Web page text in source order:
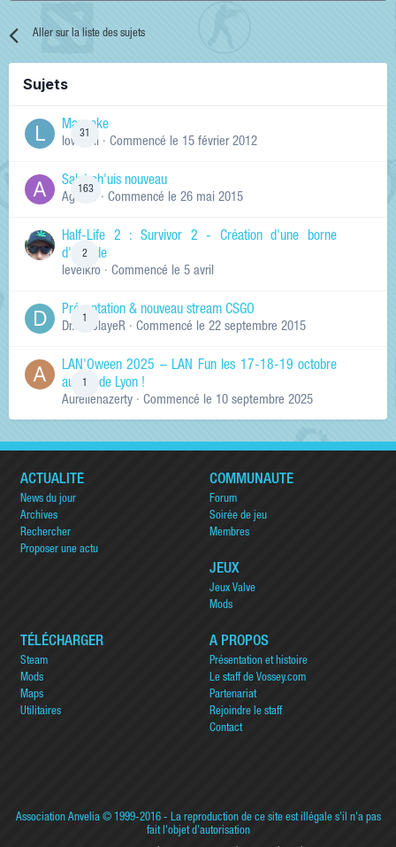
Aller sur la liste des sujets
Sujets
31
Manneke
lowskill · Commencé le 15 février 2012
163
Salut ch'uis nouveau
Ag0Nie · Commencé le 26 mai 2015
2
Half-Life 2 : Survivor 2 - Création d'une borne
d'arcade
levelkro · Commencé le 5 avril
Présentation & nouveau stream CSGO
Dr.KinSlayeR · Commencé le 22 septembre 2015
LAN'Oween 2025 – LAN Fun les 17-18-19 octobre
au sud de Lyon !
Aurelienazerty · Commencé le 10 septembre 2025
ACTUALITÉ
News du jour
Archives
Rechercher
Proposer une actu
COMMUNAUTÉ
Forum
Soirée de jeu
Membres
JEUX
Jeux Valve
Mods
TÉLÉCHARGER
Steam
Mods
Maps
Utilitaires
A PROPOS
Présentation et histoire
Le staff de Vossey.com
Partenariat
Rejoindre le staff
Contact
Association Anvelia© 1999-2016 - La reproduction de ce site est illégale s'il n'a pas
fait l'objet d'autorisation